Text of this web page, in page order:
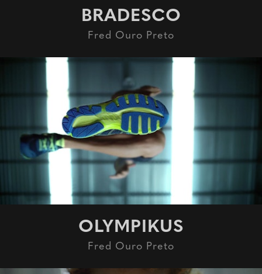
BRADESCO
Fred Ouro Preto
OLYMPIKUS
Fred Ouro Preto